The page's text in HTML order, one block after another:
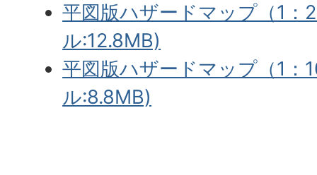
平図版ハザードマップ（1
ル:12.8MB)
平図版ハザードマップ（1：
ル:8.8MB)